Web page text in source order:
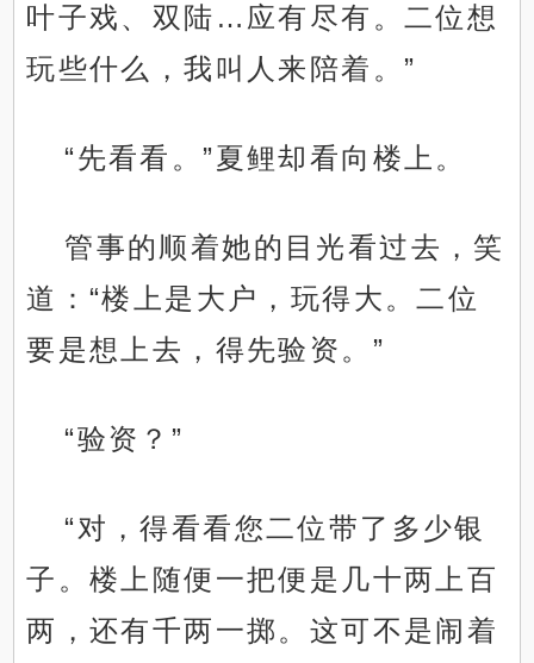
叶子戏、双陆…应有尽有。二位想
玩些什么，我叫人来陪着。”
“先看看。”夏鲤却看向楼上。
管事的顺着她的目光看过去，笑
道：“楼上是大户，玩得大。二位
要是想上去，得先验资。”
“验资？”
“对，得看看您二位带了多少银
子。楼上随便一把便是几十两上百
两，还有千两一掷。这可不是闹着